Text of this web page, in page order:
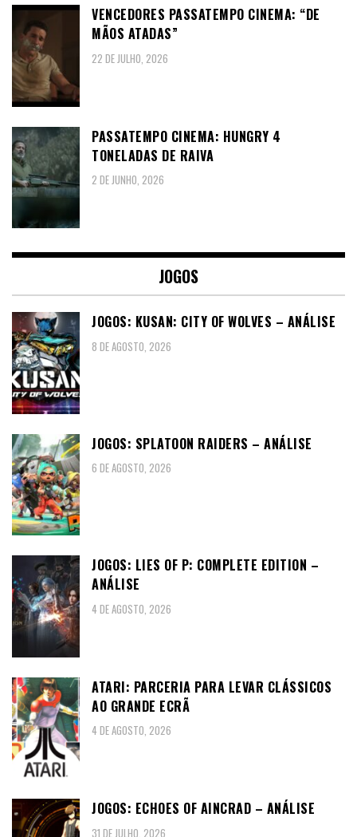
VENCEDORES PASSATEMPO CINEMA: “DE
MÃOS ATADAS”
22 DE JULHO, 2026
PASSATEMPO CINEMA: HUNGRY 4
TONELADAS DE RAIVA
2 DE JUNHO, 2026
JOGOS
JOGOS: KUSAN: CITY OF WOLVES – ANÁLISE
8 DE AGOSTO, 2026
JOGOS: SPLATOON RAIDERS – ANÁLISE
6 DE AGOSTO, 2026
JOGOS: LIES OF P: COMPLETE EDITION –
ANÁLISE
4 DE AGOSTO, 2026
ATARI: PARCERIA PARA LEVAR CLÁSSICOS
AO GRANDE ECRÃ
4 DE AGOSTO, 2026
JOGOS: ECHOES OF AINCRAD – ANÁLISE
31 DE JULHO, 2026